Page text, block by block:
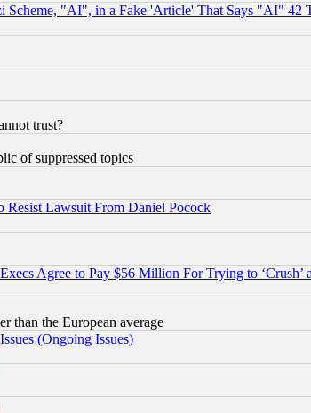
Scheme, "AI", in a Fake 'Article' That Says "AI" 42
trust?
of suppressed topics
Resist Lawsuit From Daniel Pocock
Agree to Pay $56 Million For Trying to ‘Crush’
than the European average
(Ongoing Issues)